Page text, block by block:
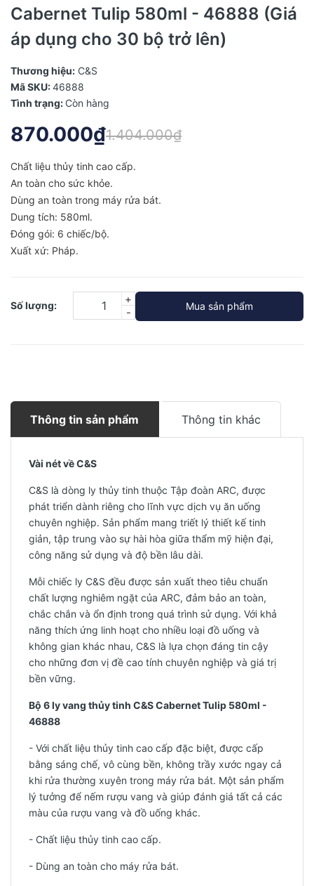
Cabernet Tulip 580ml - 46888 (Giá
áp dụng cho 30 bộ trở lên)
Thương hiệu: C&S
Mã SKU:46888
Tình trạng: Còn hàng
870.000₫1.404.000₫
Chất liệu thủy tinh cao cấp.
An toàn cho sức khỏe.
Dùng an toàn trong máy rửa bát.
Dung tích: 580ml.
Đóng gói: 6 chiếc/bộ.
Xuất xứ: Pháp.
Số lượng:
-
+
Mua sản phẩm
Thông tin sản phẩm Thông tin khác
Vài nét về C&S
C&S là dòng ly thủy tinh thuộc Tập đoàn ARC, được
phát triển dành riêng cho lĩnh vực dịch vụ ăn uống
chuyên nghiệp. Sản phẩm mang triết lý thiết kế tinh
giản, tập trung vào sự hài hòa giữa thẩm mỹ hiện đại,
công năng sử dụng và độ bền lâu dài.
Mỗi chiếc ly C&S đều được sản xuất theo tiêu chuẩn
chất lượng nghiêm ngặt của ARC, đảm bảo an toàn,
chắc chắn và ổn định trong quá trình sử dụng. Với khả
năng thích ứng linh hoạt cho nhiều loại đồ uống và
không gian khác nhau, C&S là lựa chọn đáng tin cậy
cho những đơn vị đề cao tính chuyên nghiệp và giá trị
bền vững.
Bộ 6 ly vang thủy tinh C&S Cabernet Tulip 580ml -
46888
- Với chất liệu thủy tinh cao cấp đặc biệt, được cấp
bằng sáng chế, vô cùng bền, không trầy xước ngay cả
khi rửa thường xuyên trong máy rửa bát. Một sản phẩm
lý tưởng để nếm rượu vang và giúp đánh giá tất cả các
màu của rượu vang và đồ uống khác.
- Chất liệu thủy tinh cao cấp.
- Dùng an toàn cho máy rửa bát.